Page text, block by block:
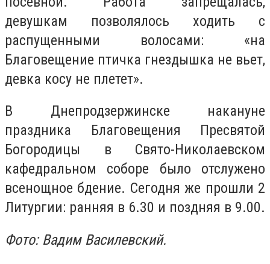
девушкам позволялось ходить с
распущенными волосами: «на
Благовещение птичка гнездышка не вьет,
девка косу не плетет».
В Днепродзержинске накануне
праздника Благовещения Пресвятой
Богородицы в Свято-Николаевском
кафедральном соборе было отслужено
всенощное бдение. Сегодня же прошли 2
Литургии: ранняя в 6.30 и поздняя в 9.00.
Фото: Вадим Василевский.